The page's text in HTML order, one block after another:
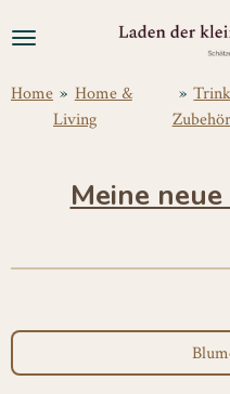
Hauptinhalt
Home » Home &
Living
»
Zubehör
Meine